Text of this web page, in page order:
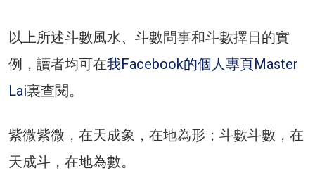
以上所述斗數風水、斗數問事和斗數擇日的實
例，讀者均可在我Facebook的個人專頁Master
Lai裏查閱。
紫微紫微，在天成象，在地為形；斗數斗數，在
天成斗，在地為數。